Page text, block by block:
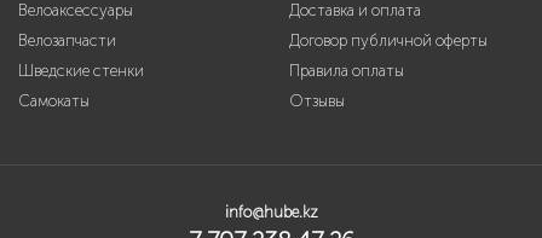
Велоаксессуары
Велозапчасти
Шведские стенки
Самокаты
Доставка и оплата
Договор публичной оферты
Правила оплаты
Отзывы
info@hube.kz